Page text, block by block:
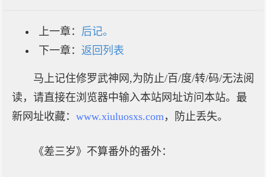
上一章： 后记。
下一章： 返回列表
马上记住修罗武神网,为防止/百/度/转/码/无法阅
读，请直接在浏览器中输入本站网址访问本站。最
新网址收藏： www.xiuluosxs.com，防止丢失。
《差三岁》不算番外的番外：